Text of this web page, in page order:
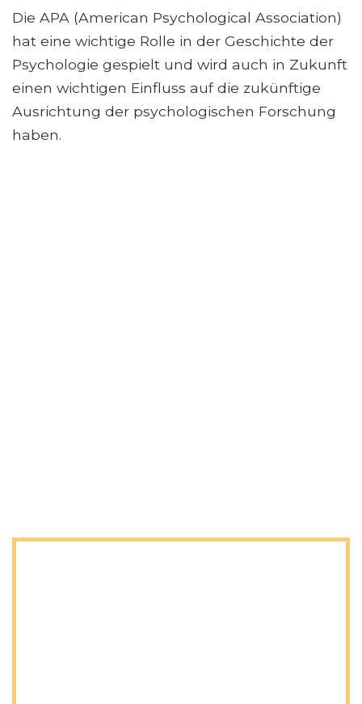
Die APA (American Psychological Association)
hat eine wichtige Rolle in der Geschichte der
Psychologie gespielt und wird auch in Zukunft
einen wichtigen Einfluss auf die zukünftige
Ausrichtung der psychologischen Forschung
haben.